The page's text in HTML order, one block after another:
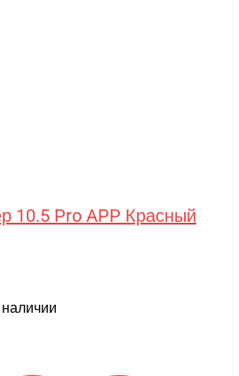
10.5 Pro APP Красный